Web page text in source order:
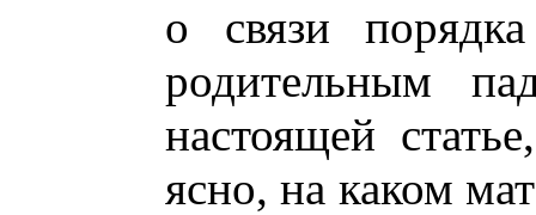
о связи
родительным
настоящей
ясно, на каком